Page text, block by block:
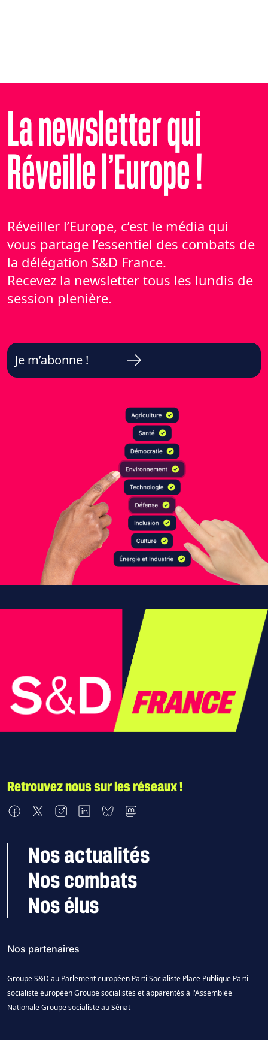
La newsletter qui
Réveille l’Europe !
Réveiller l’Europe, c’est le média qui
vous partage l’essentiel des combats de
la délégation S&D France.
Recevez la newsletter tous les lundis de
session plenière.
Je m’abonne !
Retrouvez nous sur les réseaux !
Nous retrouver sur Facebook
Nous retrouver sur X
Nous retrouver sur Instagram
Nous retrouver sur LinkedIn
Nous retrouver sur Bluesky
Nous retrouver sur Mastodon
Nos actualités
Nos combats
Nos élus
Nos partenaires
Groupe S&D au Parlement européen Parti Socialiste Place Publique Parti
socialiste européenGroupe socialistes et apparentés à l'Assemblée
NationaleGroupe socialiste au Sénat